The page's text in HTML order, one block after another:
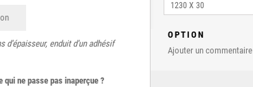
d'épaisseur, enduit d'un adhésif
ne passe pas inaperçue ?
1230 X 30
OPTION
Ajouter un commentaire